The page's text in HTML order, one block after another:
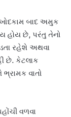
બાદ અમુક
હોય છે, પરંતુ તેનો
રહેશે અથવા
છે. કેટલાક
વાતો
વળવા